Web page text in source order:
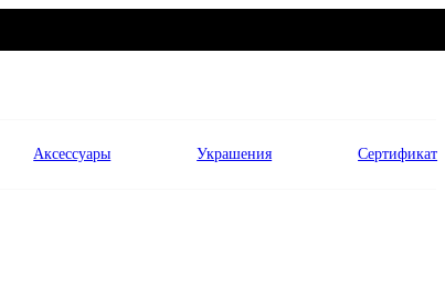
Аксессуары Украшения Сертификат